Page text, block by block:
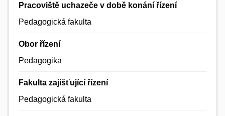
Pracoviště uchazeče v době konání řízení
Pedagogická fakulta
Obor řízení
Pedagogika
Fakulta zajišťující řízení
Pedagogická fakulta